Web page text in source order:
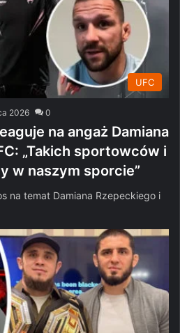
UFC
2026 0
na angaż Damiana
„Takich sportowców i
w naszym sporcie”
na temat Damiana Rzepeckiego i